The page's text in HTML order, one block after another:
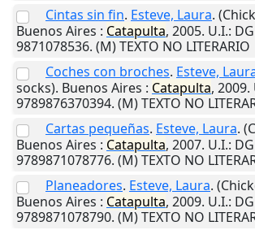
Cintas sin fin. Esteve, Laura.
Buenos Aires : Catapulta, 2005. U.I.:
9871078536. (M) TEXTO NO LITERARIO
Coches con broches. Esteve,
socks). Buenos Aires : Catapulta, 2009.
9789876370394. (M) TEXTO NO
Cartas pequeñas. Esteve, Laura.
Buenos Aires : Catapulta, 2007. U.I.:
9789871078776. (M) TEXTO NO
Planeadores. Esteve, Laura.
Buenos Aires : Catapulta, 2009. U.I.:
9789871078790. (M) TEXTO NO